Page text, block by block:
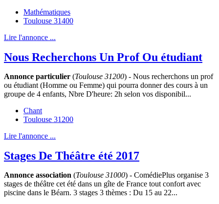
Mathématiques
Toulouse 31400
Lire l'annonce ...
Nous Recherchons Un Prof Ou étudiant
Annonce particulier (Toulouse 31200) - Nous recherchons un prof
ou étudiant (Homme ou Femme) qui pourra donner des cours à un
groupe de 4 enfants, Nbre D'heure: 2h selon vos disponibil...
Chant
Toulouse 31200
Lire l'annonce ...
Stages De Théâtre été 2017
Annonce association (Toulouse 31000) - ComédiePlus organise 3
stages de théâtre cet été dans un gîte de France tout confort avec
piscine dans le Béarn. 3 stages 3 thèmes : Du 15 au 22...